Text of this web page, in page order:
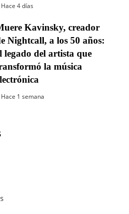
Hace 4 días
Kavinsky, creador
Nightcall, a los 50 años:
legado del artista que
la música
Hace 1 semana